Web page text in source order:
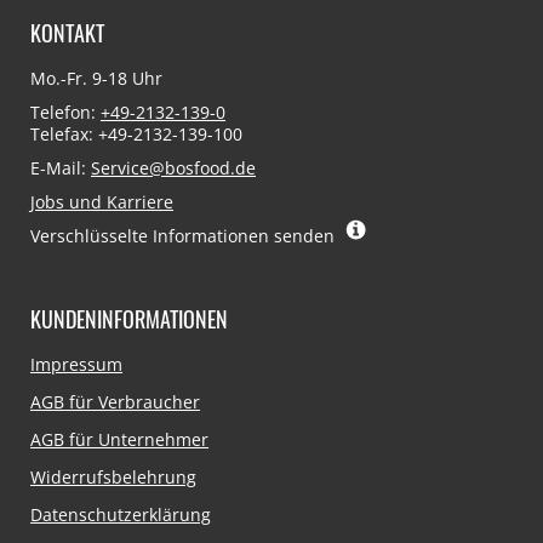
KONTAKT
Mo.-Fr. 9-18 Uhr
Telefon: +49-2132-139-0
Telefax: +49-2132-139-100
E-Mail: Service@bosfood.de
Jobs und Karriere
Verschlüsselte Informationen senden
KUNDENINFORMATIONEN
Navigation
Impressum
AGB für Verbraucher
AGB für Unternehmer
Widerrufsbelehrung
Datenschutzerklärung